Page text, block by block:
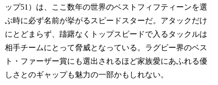
ップ51）は、ここ数年の世界のベストフィフティーンを選
ぶ時に必ず名前が挙がるスピードスターだ。アタックだけ
にとどまらず、躊躇なくトップスピードで入るタックルは
相手チームにとって脅威となっている。ラグビー界のベス
ト・ファーザー賞にも選出されるほど家族愛にあふれる優
しさとのギャップも魅力の一部かもしれない。